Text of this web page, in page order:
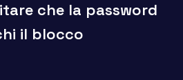
che la password
il blocco